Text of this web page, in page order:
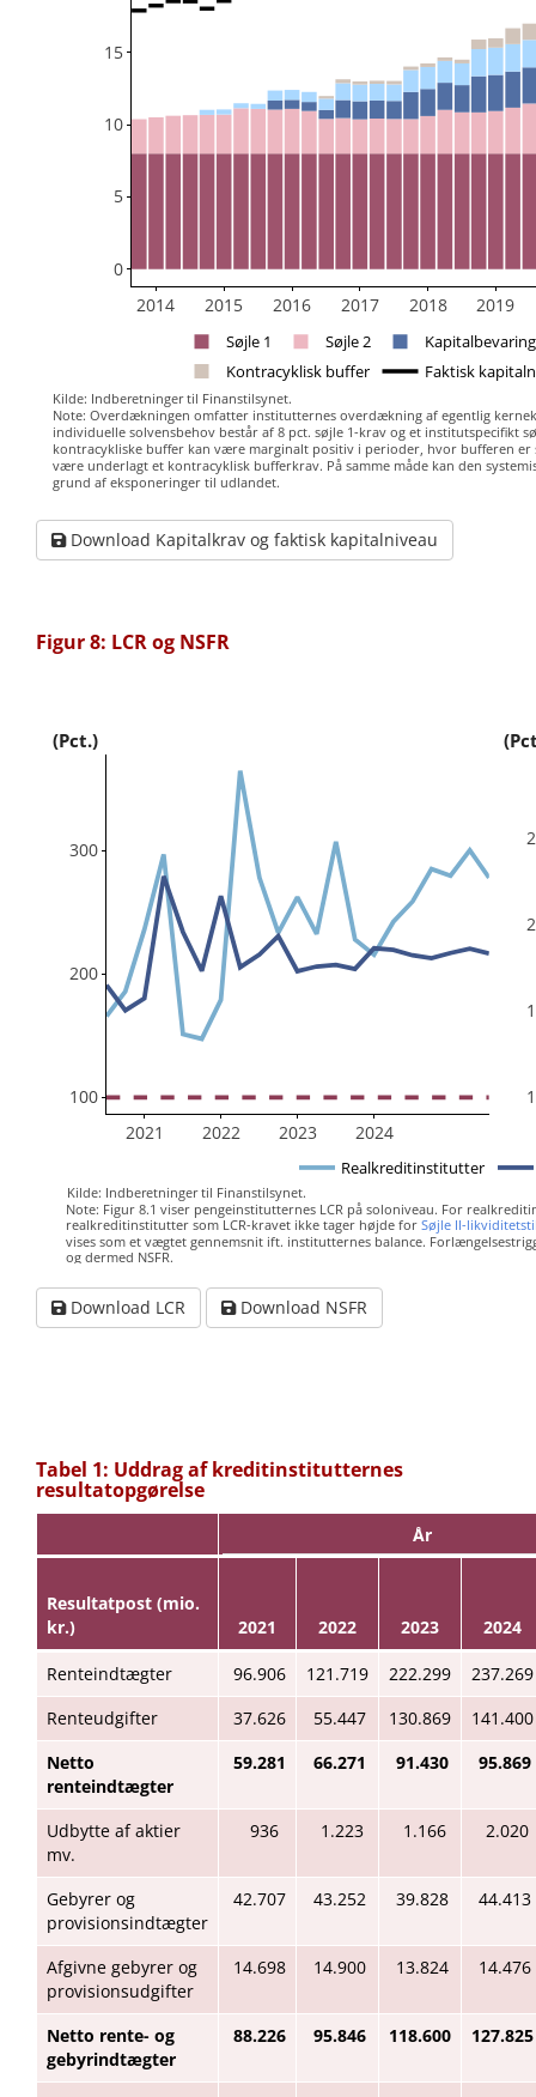
2014 2015 2016 2017 2018 2019
0
5
10
15
Søjle 1 Søjle 2
Kontracyklisk buffer
Faktisk
Kilde: Indberetninger til Finanstilsynet.
Note: Overdækningen omfatter institutternes overdækning af egentlig
individuelle solvensbehov består af 8 pct. søjle 1-krav og et institutspecifikt
kontracykliske buffer kan være marginalt positiv i perioder, hvor bufferen
være underlagt et kontracyklisk bufferkrav. På samme måde kan den
grund af eksponeringer til udlandet.
Download Kapitalkrav og faktisk kapitalniveau
Figur 8: LCR og NSFR
2021 2022 2023 2024
100
200
300
Realkreditinstitutter
Kilde: Indberetninger til Finanstilsynet.
(Pct.)
Note: Figur 8.1 viser pengeinstitutternes LCR på soloniveau. For
realkreditinstitutter som LCR-kravet ikke tager højde for Søjle II-
vises som et vægtet gennemsnit ift. institutternes balance.
og dermed NSFR.
Download LCR Download NSFR
Tabel 1: Uddrag af kreditinstitutternes
resultatopgørelse
År
Resultatpost (mio.
kr.)
2021 2022 2023 2024
Renteindtægter 96.906 121.719 222.299
237.269
Renteudgifter
37.626 55.447 130.869
141.400
Netto
renteindtægter
59.281 66.271 91.430 95.869
Udbytte af aktier
mv.
936 1.223 1.166 2.020
Gebyrer og
provisionsindtægter
42.707 43.252 39.828 44.413
Afgivne gebyrer og
provisionsudgifter
14.698 14.900 13.824 14.476
Netto rente- og
gebyrindtægter
88.226 95.846 118.600 127.825